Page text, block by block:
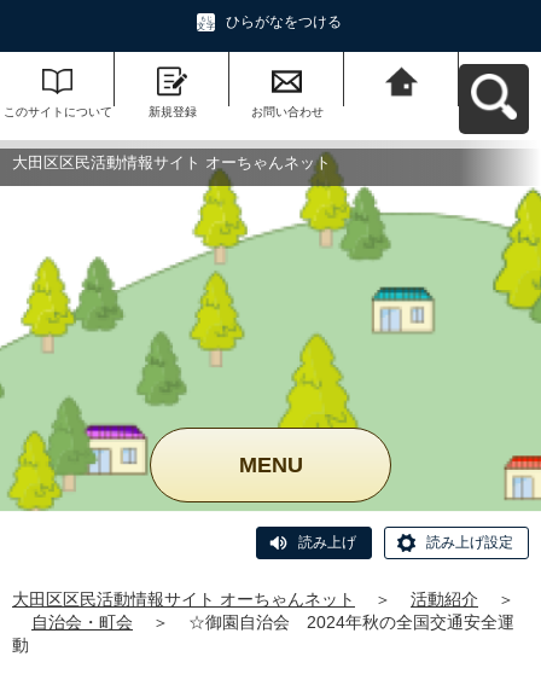
ひらがなをつける
このサイトについて 新規登録 お問い合わせ
ットへ戻る
大田区区民活動情報サイト オーちゃんネット
MENU
読み上げ 読み上げ設定
大田区区民活動情報サイト オーちゃんネット ＞ 活動紹介
＞
自治会・町会
＞
☆御園自治会 2024年秋の全国交通安全運
動